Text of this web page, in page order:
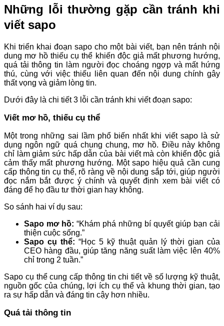
Những lỗi thường gặp cần tránh khi
viết sapo
Khi triển khai đoạn sapo cho một bài viết, bạn nên tránh nội
dung mơ hồ thiếu cụ thể khiến độc giả mất phương hướng,
quá tải thông tin làm người đọc choáng ngợp và mất hứng
thú, cùng với việc thiếu liên quan đến nội dung chính gây
thất vọng và giảm lòng tin.
Dưới đây là chi tiết 3 lỗi cần tránh khi viết đoạn sapo:
Viết mơ hồ, thiếu cụ thể
Một trong những sai lầm phổ biến nhất khi viết sapo là sử
dụng ngôn ngữ quá chung chung, mơ hồ. Điều này không
chỉ làm giảm sức hấp dẫn của bài viết mà còn khiến độc giả
cảm thấy mất phương hướng. Một sapo hiệu quả cần cung
cấp thông tin cụ thể, rõ ràng về nội dung sắp tới, giúp người
đọc nắm bắt được ý chính và quyết định xem bài viết có
đáng để họ đầu tư thời gian hay không.
So sánh hai ví dụ sau:
Sapo mơ hồ: “Khám phá những bí quyết giúp bạn cải
thiện cuộc sống.”
Sapo cụ thể: “Học 5 kỹ thuật quản lý thời gian của
CEO hàng đầu, giúp tăng năng suất làm việc lên 40%
chỉ trong 2 tuần.”
Sapo cụ thể cung cấp thông tin chi tiết về số lượng kỹ thuật,
nguồn gốc của chúng, lợi ích cụ thể và khung thời gian, tạo
ra sự hấp dẫn và đáng tin cậy hơn nhiều.
Quá tải thông tin